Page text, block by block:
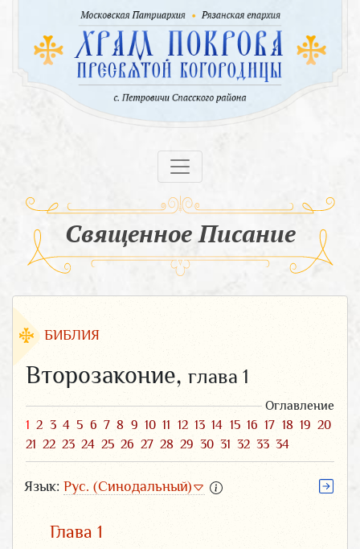
Священное Писание
БИБЛИЯ
Второзаконие, глава 1
Оглавление
1 2 3 4 5 6 7 8 9 10 11 12 13 14 15 16 17 18 19 20
21 22 23 24 25 26 27 28 29 30 31 32 33 34
Язык: Рус. (Синодальный)
Глава 1